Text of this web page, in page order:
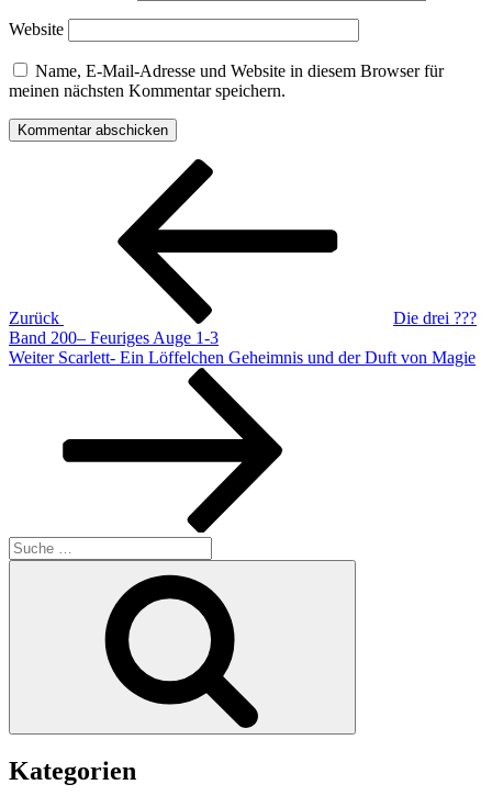
Website
Name, E-Mail-Adresse und Website in diesem Browser für
meinen nächsten Kommentar speichern.
Beitragsnavigation
Zurück
Die drei ???
Band 200– Feuriges Auge 1-3
Nächster
Weiter Scarlett- Ein Löffelchen Geheimnis und der Duft von Magie
Suche
nach:
Kategorien